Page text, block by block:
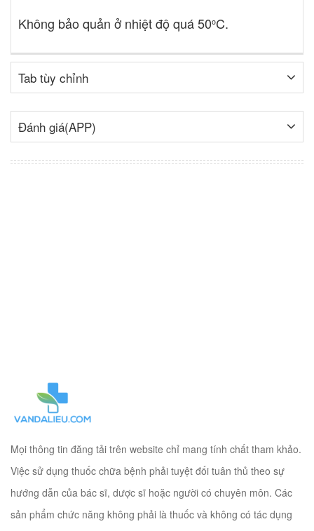
Không bảo quản ở nhiệt độ quá 50oC.
Tab tùy chỉnh
Đánh giá(APP)
Mọi thông tin đăng tải trên website chỉ mang tính chất tham khảo.
Việc sử dụng thuốc chữa bệnh phải tuyệt đối tuân thủ theo sự
hướng dẫn của bác sĩ, dược sĩ hoặc người có chuyên môn. Các
sản phẩm chức năng không phải là thuốc và không có tác dụng